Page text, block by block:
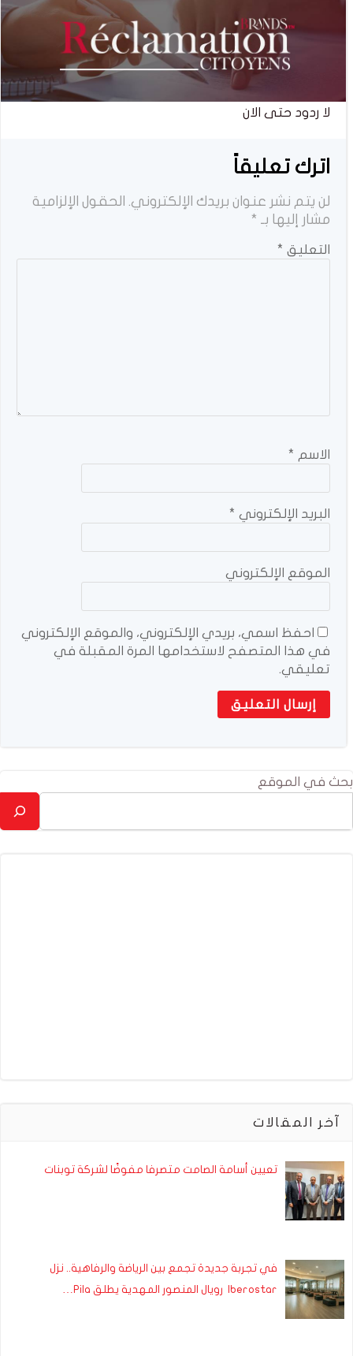
لا ردود حتى الان
اترك تعليقاً
لن يتم نشر عنوان بريدك الإلكتروني. الحقول الإلزامية
مشار إليها بـ *
التعليق *
الاسم *
البريد الإلكتروني *
الموقع الإلكتروني
احفظ اسمي، بريدي الإلكتروني، والموقع الإلكتروني
في هذا المتصفح لاستخدامها المرة المقبلة في
تعليقي.
بحث في الموقع
آخر المقالات
تعيين أسامة الصامت متصرفا مفوضًا لشركة توبنات
في تجربة جديدة تجمع بين الرياضة والرفاهية.. نزل
Iberostar رويال المنصور المهدية يطلق Pila…